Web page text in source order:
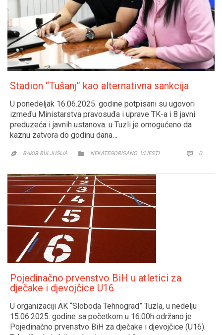
Stadion “Tušanj” kao alternativna sankcija
U ponedeljak 16.06.2025. godine potpisani su ugovori
između Ministarstva pravosuđa i uprave TK-a i 8 javni
preduzeća i javnih ustanova. u Tuzli je omogućeno da
kaznu zatvora do godinu dana…
 BAKIR BULJUGIJA  CATEGORY
NEKATEGORISANO, VIJESTI  0
Pojedinačno prvenstvo BiH u atletici za
dječake i djevojčice U16
U organizaciji AK “Sloboda Tehnograd” Tuzla, u nedelju
15.06.2025. godine sa početkom u 16:00h održano je
Pojedinačno prvenstvo BiH za dječake i djevojčice (U16).